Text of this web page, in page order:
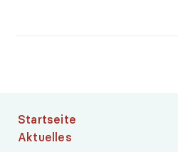
Startseite
Aktuelles